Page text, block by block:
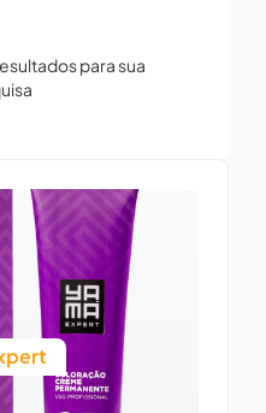
para sua